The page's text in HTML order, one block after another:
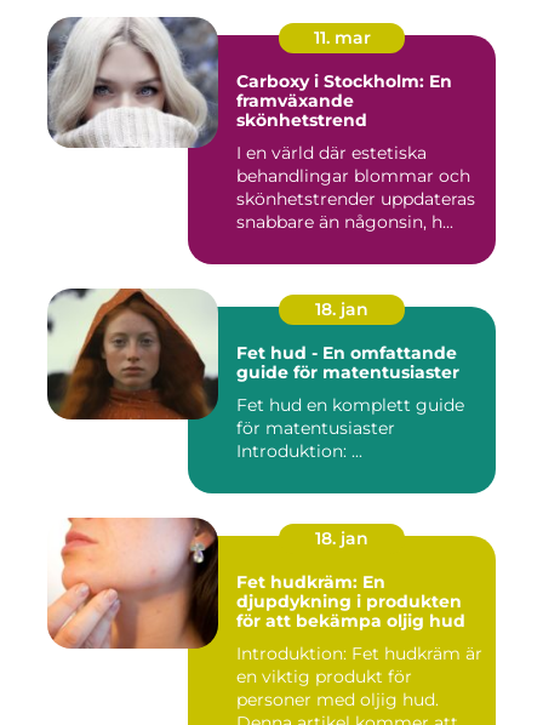
11. mar
Carboxy i Stockholm: En
framväxande
skönhetstrend
I en värld där estetiska
behandlingar blommar och
skönhetstrender uppdateras
snabbare än någonsin, h...
18. jan
Fet hud - En omfattande
guide för matentusiaster
Fet hud en komplett guide
för matentusiaster
Introduktion: ...
18. jan
Fet hudkräm: En
djupdykning i produkten
för att bekämpa oljig hud
Introduktion: Fet hudkräm är
en viktig produkt för
personer med oljig hud.